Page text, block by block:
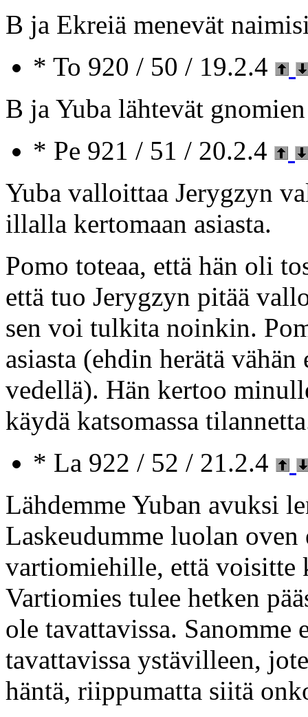
B ja Ekreiä menevät
* To 920 / 50 / 19.2.4
B ja Yuba lähtevät
* Pe 921 / 51 / 20.2.4
Yuba valloittaa Jerygzyn
illalla kertomaan asiasta.
Pomo toteaa, että hän oli
että tuo Jerygzyn pitää
sen voi tulkita noinkin.
asiasta (ehdin herätä
vedellä). Hän kertoo
käydä katsomassa
* La 922 / 52 / 21.2.4
Lähdemme Yuban avuksi
Laskeudumme luolan oven
vartiomiehille, että voisitte
Vartiomies tulee hetken
ole tavattavissa. Sanomme
tavattavissa ystävilleen,
häntä, riippumatta siitä